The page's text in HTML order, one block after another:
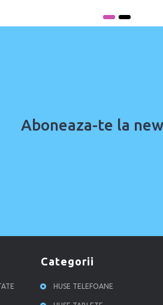
Aboneaza-te la
categorii
HUSE TELEFOANE